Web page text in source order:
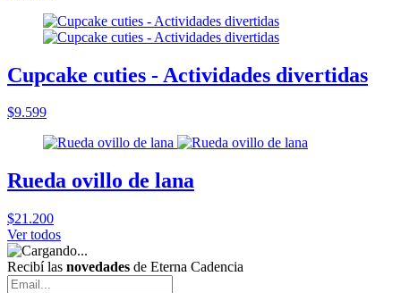
Cupcake cuties - Actividades divertidas
$9.599
Rueda ovillo de lana
$21.200
Ver todos
Recibí las novedades de Eterna Cadencia